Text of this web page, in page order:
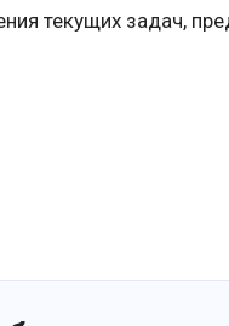
текущих задач,